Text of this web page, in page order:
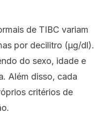
de TIBC variam
por decilitro (µg/dl).
do sexo, idade e
Além disso, cada
critérios de